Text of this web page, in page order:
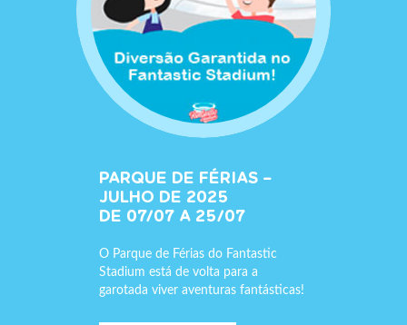
PARQUE DE FÉRIAS –
JULHO DE 2025
DE 07/07 A 25/07
O Parque de Férias do Fantastic
Stadium está de volta para a
garotada viver aventuras fantásticas!